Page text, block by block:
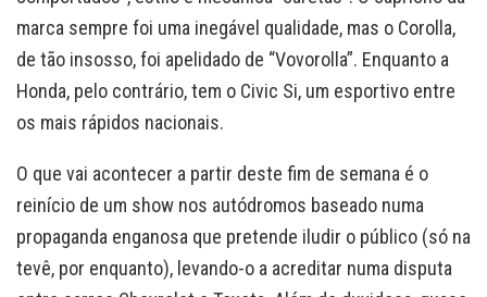
marca sempre foi uma inegável qualidade, mas o Corolla,
de tão insosso, foi apelidado de “Vovorolla”. Enquanto a
Honda, pelo contrário, tem o Civic Si, um esportivo entre
os mais rápidos nacionais.
O que vai acontecer a partir deste fim de semana é o
reinício de um show nos autódromos baseado numa
propaganda enganosa que pretende iludir o público (só na
tevê, por enquanto), levando-o a acreditar numa disputa